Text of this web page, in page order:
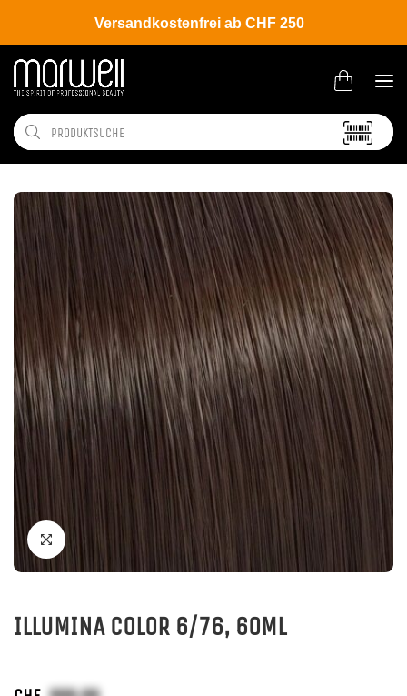
Versandkostenfrei ab CHF 250
Shop Brands Wella
ILLUMINA COLOR 6/76, 60ML